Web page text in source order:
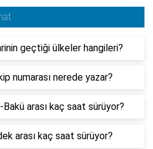
geçtiği ülkeler hangileri?
numarası nerede yazar?
Bakü arası kaç saat sürüyor?
arası kaç saat sürüyor?